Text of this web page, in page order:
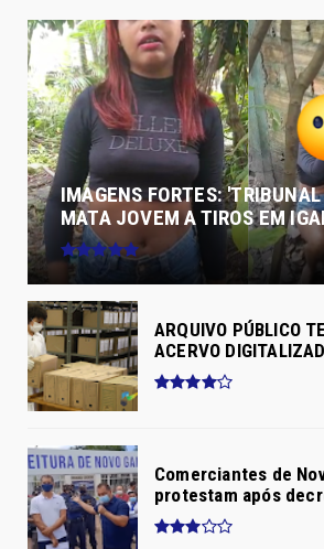
IMAGENS FORTES:
MATA JOVEM A TIROS EM
ARQUIVO PÚBLICO
ACERVO
Comerciantes de
protestam após